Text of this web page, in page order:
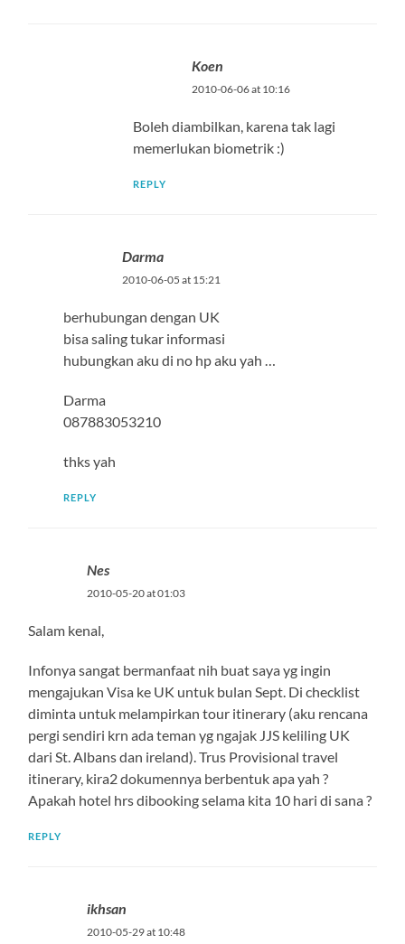
Koen
2010-06-06 at 10:16
Boleh diambilkan, karena tak lagi
memerlukan biometrik :)
REPLY
Darma
2010-06-05 at 15:21
berhubungan dengan UK
bisa saling tukar informasi
hubungkan aku di no hp aku yah …
Darma
087883053210
thks yah
REPLY
Nes
2010-05-20 at 01:03
Salam kenal,
Infonya sangat bermanfaat nih buat saya yg ingin
mengajukan Visa ke UK untuk bulan Sept. Di checklist
diminta untuk melampirkan tour itinerary (aku rencana
pergi sendiri krn ada teman yg ngajak JJS keliling UK
dari St. Albans dan ireland). Trus Provisional travel
itinerary, kira2 dokumennya berbentuk apa yah ?
Apakah hotel hrs dibooking selama kita 10 hari di sana ?
REPLY
ikhsan
2010-05-29 at 10:48